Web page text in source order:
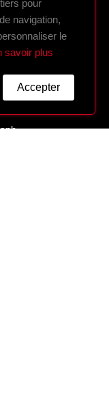
pour
navigation,
le
savoir plus
Accepter